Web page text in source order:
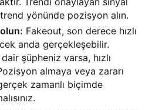
yönünde pozisyon alın.
olun: Fakeout, son derece hızlı
anda gerçekleşebilir.
şüpheniz varsa, hızlı
almaya veya zararı
zamanlı biçimde